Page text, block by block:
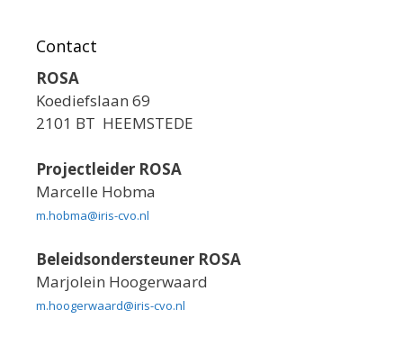
Contact
ROSA
Koediefslaan 69
2101 BT HEEMSTEDE
Projectleider ROSA
Marcelle Hobma
m.hobma@iris-cvo.nl
Beleidsondersteuner ROSA
Marjolein Hoogerwaard
m.hoogerwaard@iris-cvo.nl